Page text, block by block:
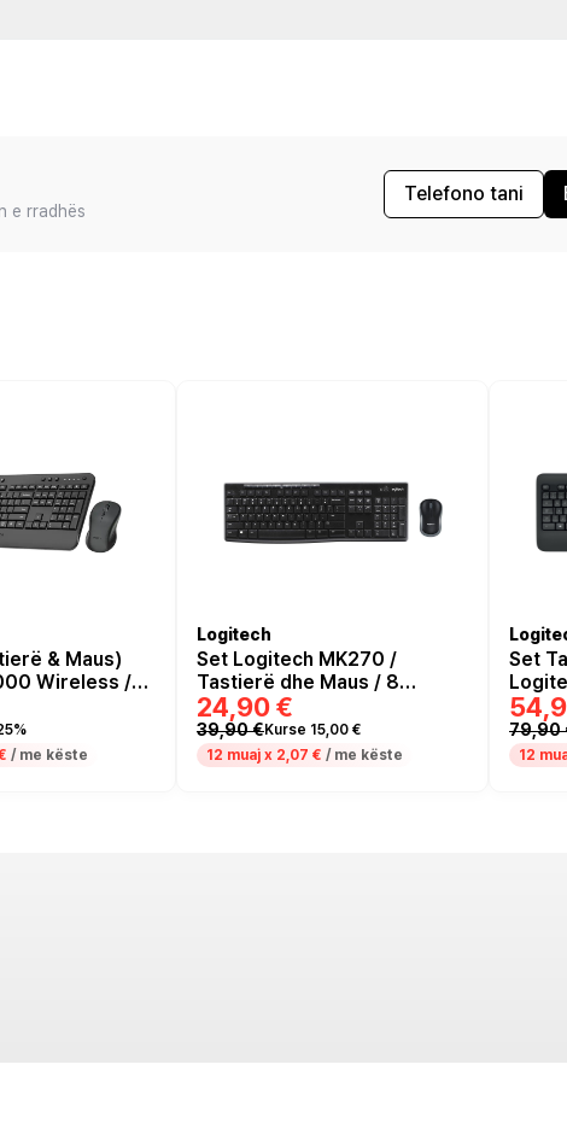
e rradhës
Telefono tani
& Maus)
Wireless /
/ me këste
Logitech
Set Logitech MK270 /
Tastierë dhe Maus / 8
Multimedia Keys / 10-Key
Number pad / Optical Sensor
/ 3 buttons / Wireless /
German / I zi
24,90 €
39,90 €Kurse 15,00 €
12 muaj x 2,07 € / me këste
Set
79,90
12